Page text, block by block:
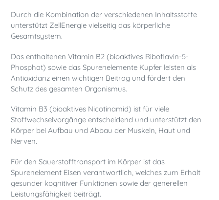
Durch die Kombination der verschiedenen Inhaltsstoffe
unterstützt ZellEnergie vielseitig das körperliche
Gesamtsystem.
Das enthaltenen Vitamin B2 (bioaktives Riboflavin-5-
Phosphat) sowie das Spurenelemente Kupfer leisten als
Antioxidanz einen wichtigen Beitrag und fördert den
Schutz des gesamten Organismus.
Vitamin B3 (bioaktives Nicotinamid) ist für viele
Stoffwechselvorgänge entscheidend und unterstützt den
Körper bei Aufbau und Abbau der Muskeln, Haut und
Nerven.
Für den Sauerstofftransport im Körper ist das
Spurenelement Eisen verantwortlich, welches zum Erhalt
gesunder kognitiver Funktionen sowie der generellen
Leistungsfähigkeit beiträgt.